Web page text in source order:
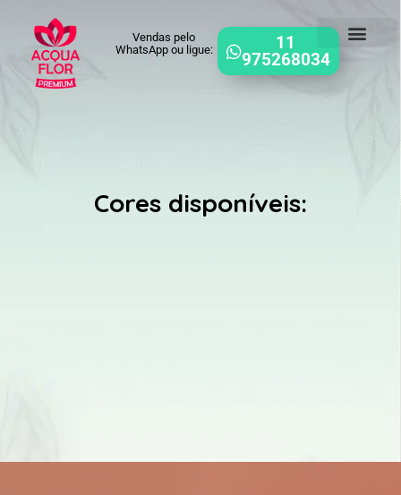
Vendas pelo
WhatsApp ou ligue:
11
975268034
Cores disponíveis: